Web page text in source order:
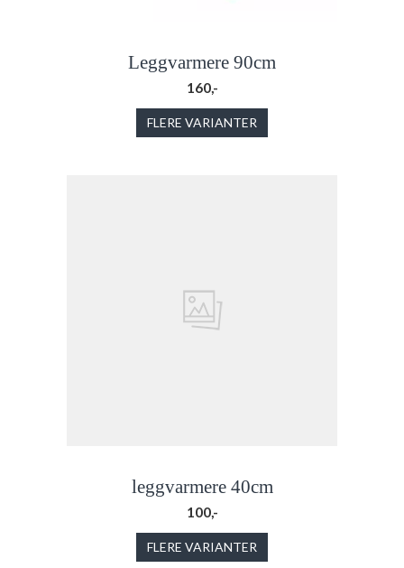
Leggvarmere 90cm
160,-
FLERE VARIANTER
leggvarmere 40cm
100,-
FLERE VARIANTER